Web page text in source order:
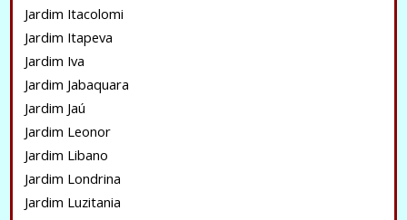
Jardim Itacolomi
Jardim Itapeva
Jardim Iva
Jardim Jabaquara
Jardim Jaú
Jardim Leonor
Jardim Libano
Jardim Londrina
Jardim Luzitania